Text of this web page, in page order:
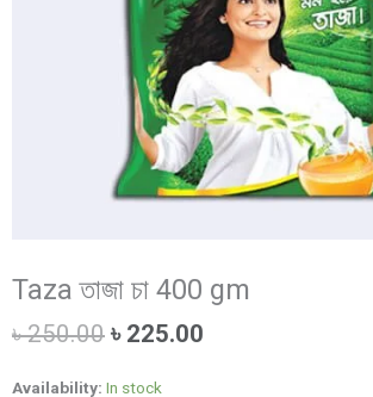
Taza তাজা চা 400 gm
৳250.00 Original
was:
৳ 225.00
Availability: In stock